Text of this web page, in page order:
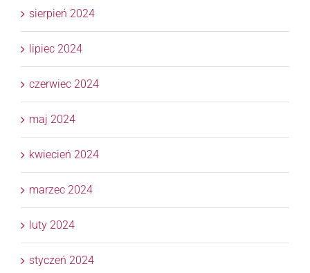
sierpień 2024
lipiec 2024
czerwiec 2024
maj 2024
kwiecień 2024
marzec 2024
luty 2024
styczeń 2024